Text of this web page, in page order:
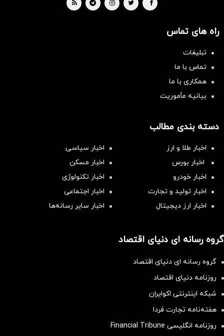
راه های تماس
تبلیغات
تماس با ما
همکاری با ما
بیانیه مأموریت
دسته بندی مطالب
اخبار طلا و ارز
اخبار سیاسی
اخبار بورس
اخبار مسکن
اخبار خودرو
اخبار تکنولوژی
اخبار تولید و تجارت
اخبار اجتماعی
اخبار ارز دیجیتال
اخبار سایر رسانه‌‌ها
گروه رسانه ای دنیای اقتصاد
گروه رسانه ای دنیای اقتصاد
روزنامه دنیای اقتصاد
شبکه اینترنتی اکوایران
هفته‌نامه تجارت فردا
روزنامه انگلیسی Financial Tribune